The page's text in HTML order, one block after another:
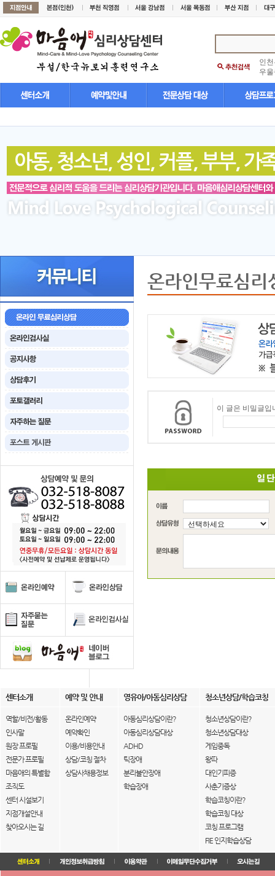
인
우
온라인무료심리
이 글은 비밀글입
센터소개 예약 및 안내 영유아/아동심리상담 청소년상담/학습코칭
역할/비전/활동
인사말
원장 프로필
전문가 프로필
마음애의 특별함
조직도
센터 시설보기
지점개설안내
찾아오시는 길
온라인예약
예약확인
이용/비용안내
상담/코칭 절차
상담사채용정보
아동심리상담이란?
아동심리상담대상
ADHD
틱장애
분리불안장애
학습장애
청소년상담이란?
청소년상담대상
게임중독
왕따
대인기피증
사춘기증상
학습코칭이란?
학습코칭 대상
코칭 프로그램
FIE 인지학습상담